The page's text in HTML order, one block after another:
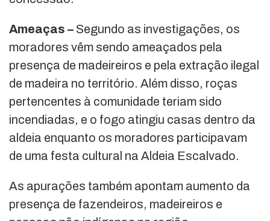
Ameaças – Segundo as investigações, os
moradores vêm sendo ameaçados pela
presença de madeireiros e pela extração ilegal
de madeira no território. Além disso, roças
pertencentes à comunidade teriam sido
incendiadas, e o fogo atingiu casas dentro da
aldeia enquanto os moradores participavam
de uma festa cultural na Aldeia Escalvado.
As apurações também apontam aumento da
presença de fazendeiros, madeireiros e